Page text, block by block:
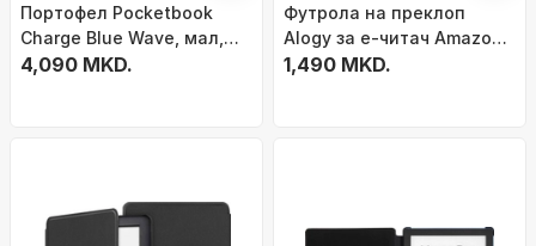
Портофел Pocketbook
Charge Blue Wave, мал,
син
4,090 MKD.
Футрола на преклоп
Alogy за е-читач Amazon
Kindle Paperwhite 1/2/3,
1,490 MKD.